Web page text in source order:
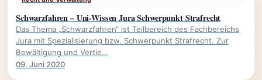
Schwarzfahren – Uni-Wissen Jura Schwerpunkt Strafrecht
Das Thema „Schwarzfahren“ ist Teilbereich des Fachbereichs
Jura mit Spezialisierung bzw. Schwerpunkt Strafrecht. Zur
Bewältigung und Vertie…
09. Juni 2020